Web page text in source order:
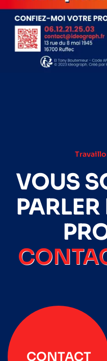
VOUS
CONTACT